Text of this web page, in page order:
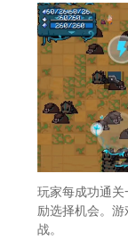
玩家每成功通
励选择机会。
战。